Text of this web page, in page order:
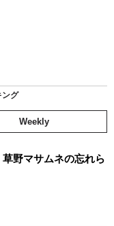
ング
Weekly
野マサムネの忘れら